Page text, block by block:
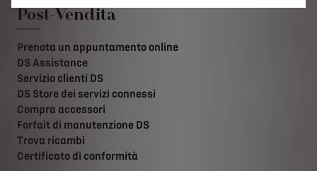
Post-Vendita
Prenota un appuntamento online
DS Assistance
Servizio clienti DS
DS Store dei servizi connessi
Compra accessori
Forfait di manutenzione DS
Trova ricambi
Certificato di conformità